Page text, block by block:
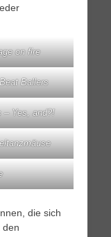
on fire
Ballers
– Yes, and?!
die sich
den